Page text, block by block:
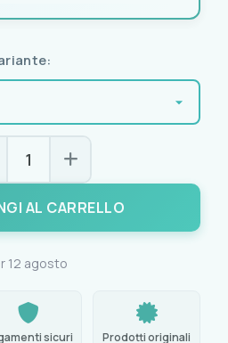
AL CARRELLO
12 agosto
sicuri Prodotti originali